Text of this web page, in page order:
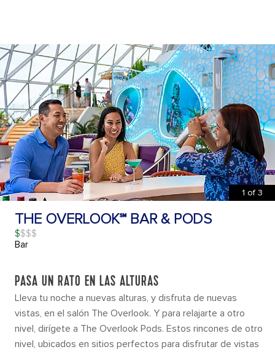
1 of 3
THE OVERLOOK℠ BAR & PODS
$
Bar
PASA UN RATO EN LAS ALTURAS
Lleva tu noche a nuevas alturas, y disfruta de nuevas
vistas, en el salón The Overlook. Y para relajarte a otro
nivel, dirígete a The Overlook Pods. Estos rincones de otro
nivel, ubicados en sitios perfectos para disfrutar de vistas